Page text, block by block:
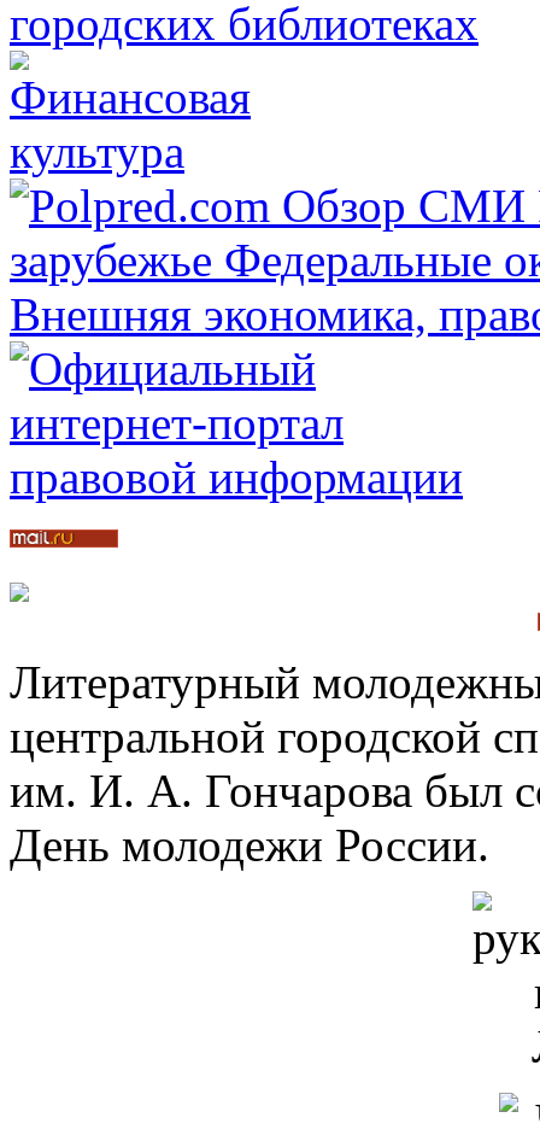
Литературный
центральной городской
им. И. А. Гончарова был
День молодежи России.